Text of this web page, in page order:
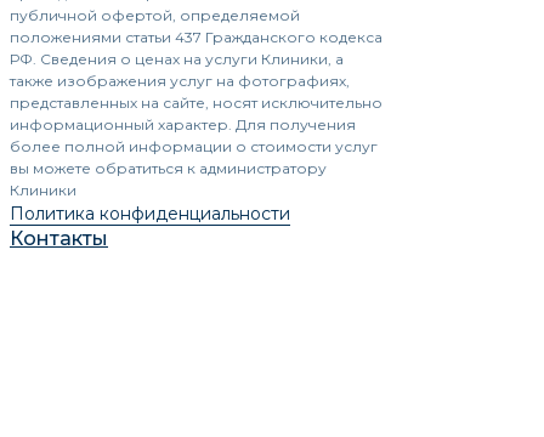
публичной офертой, определяемой
положениями статьи 437 Гражданского кодекса
РФ. Сведения о ценах на услуги Клиники, а
также изображения услуг на фотографиях,
представленных на сайте, носят исключительно
информационный характер. Для получения
более полной информации о стоимости услуг
вы можете обратиться к администратору
Клиники
Политика конфиденциальности
Контакты